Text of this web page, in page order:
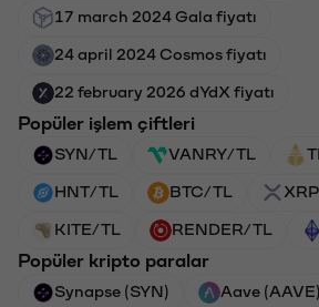
17 march 2024 Gala fiyatı
24 april 2024 Cosmos fiyatı
22 february 2026 dYdX fiyatı
Popüler işlem çiftleri
SYN/TL VANRY/TL
HNT/TL BTC/TL
KITE/TL RENDER/TL
Popüler kripto paralar
Synapse (SYN) Aave (AAVE)